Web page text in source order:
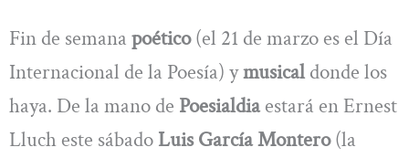
Fin de semana poético(el 21 de marzo es el Día
Internacional de la Poesía) ymusical donde los
haya. De la mano de Poesialdiaestará en Ernest
Lluch este sábado Luis García Montero(la